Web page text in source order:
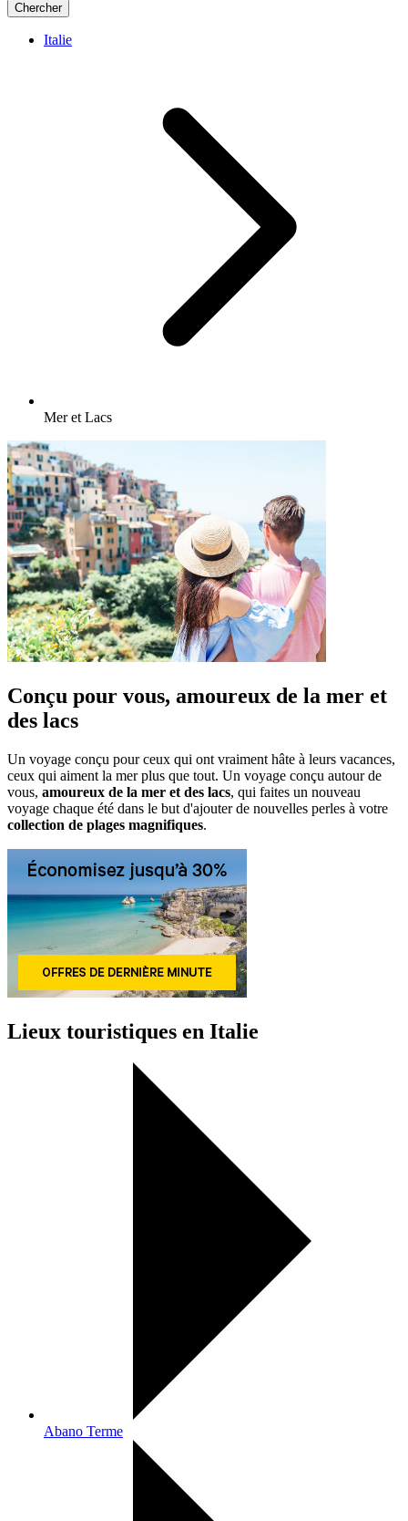
Chercher
Italie
Mer et Lacs
Conçu pour vous, amoureux de la mer et
des lacs
Un voyage conçu pour ceux qui ont vraiment hâte à leurs vacances,
ceux qui aiment la mer plus que tout. Un voyage conçu autour de
vous, amoureux de la mer et des lacs, qui faites un nouveau
voyage chaque été dans le but d'ajouter de nouvelles perles à votre
collection de plages magnifiques.
Lieux touristiques en Italie
Abano Terme